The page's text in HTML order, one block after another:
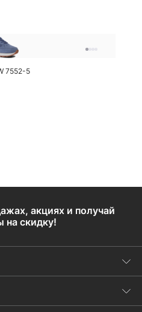
7552-5
акциях и получай
на скидку!